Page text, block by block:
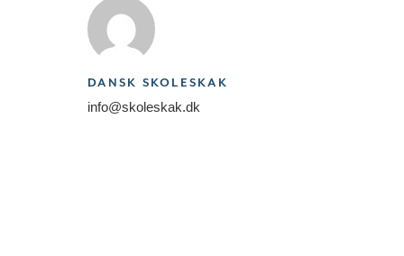
DANSK SKOLESKAK
info@skoleskak.dk